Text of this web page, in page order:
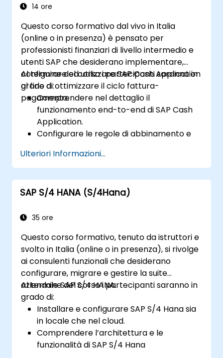
14 ore
Questo corso formativo dal vivo in Italia
(online o in presenza) è pensato per
professionisti finanziari di livello intermedio e
utenti SAP che desiderano implementare,
configurare ed utilizzare SAP Cash Application
al fine di ottimizzare il ciclo fattura-
pagamento.
Al termine del corso i partecipanti saranno in
grado di:
Comprendere nel dettaglio il
funzionamento end-to-end di SAP Cash
Application.
Configurare le regole di abbinamento e
per automatizzare i processi di
pagamento.
Integrare SAP Cash Application con i
componenti principali di SAP S/4HANA.
prestazioni del sistema di applicazione dei
Ulteriori Informazioni...
SAP S/4 HANA (S/4Hana)
35 ore
Questo corso formativo, tenuto da istruttori e
svolto in Italia (online o in presenza), si rivolge
ai consulenti funzionali che desiderano
configurare, migrare e gestire la suite
aziendale SAP S/4 HANA.
Al termine del corso i partecipanti saranno in
grado di:
Installare e configurare SAP S/4 Hana sia
in locale che nel cloud.
Comprendere l’architettura e le
funzionalità di SAP S/4 Hana